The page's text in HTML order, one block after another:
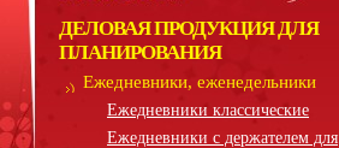
ДЕЛОВАЯ ПРОДУКЦИЯ ДЛЯ
ПЛАНИРОВАНИЯ
Ежедневники, еженедельники
Ежедневники классические
Ежедневники с держателем для